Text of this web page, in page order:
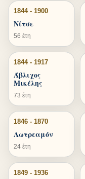
1844 - 1900
Νίτσε
56 έτη
1844 - 1917
Άβλιχος
Μικέλης
73 έτη
1846 - 1870
Λωτρεαμόν
24 έτη
1849 - 1936